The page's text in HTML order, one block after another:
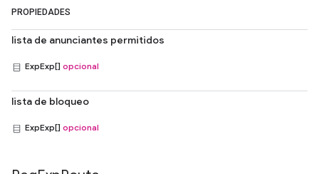
PROPIEDADES
lista de anunciantes permitidos
ExpExp[] opcional
lista de bloqueo
ExpExp[] opcional